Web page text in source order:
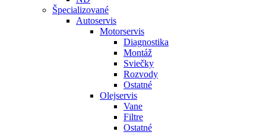
Špecializované
Autoservis
Motorservis
Diagnostika
Montáž
Sviečky
Rozvody
Ostatné
Olejservis
Vane
Filtre
Ostatné